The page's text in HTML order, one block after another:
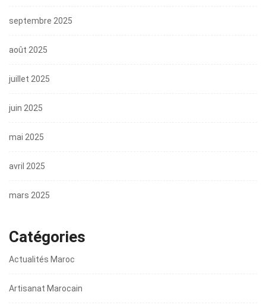
septembre 2025
août 2025
juillet 2025
juin 2025
mai 2025
avril 2025
mars 2025
Catégories
Actualités Maroc
Artisanat Marocain